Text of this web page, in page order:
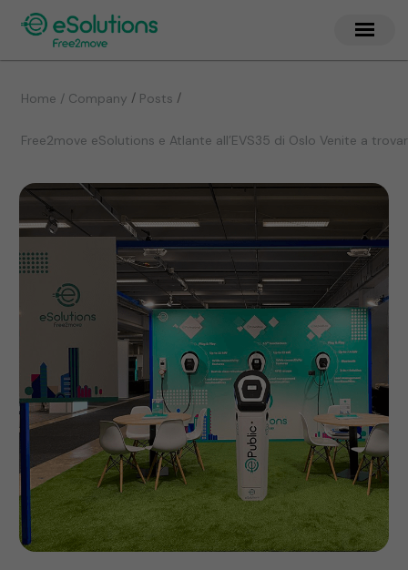
Home / Company / Posts /
Free2move eSolutions e Atlante all’EVS35 di Oslo Venite a